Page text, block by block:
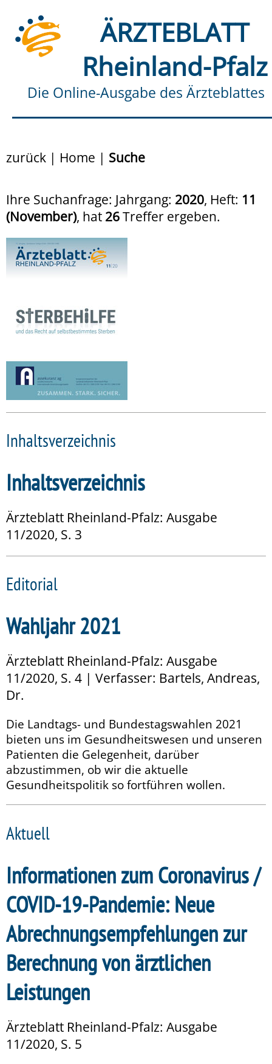
ÄRZTEBLATT
Rheinland-Pfalz
Die Online-Ausgabe des Ärzteblattes
zurück | Home | Suche
Ihre Suchanfrage: Jahrgang: 2020, Heft: 11
(November), hat 26Treffer ergeben.
Inhaltsverzeichnis
Inhaltsverzeichnis
Ärzteblatt Rheinland-Pfalz: Ausgabe
11/2020, S. 3
Editorial
Wahljahr 2021
Ärzteblatt Rheinland-Pfalz: Ausgabe
11/2020, S. 4 | Verfasser: Bartels, Andreas,
Dr.
Die Landtags- und Bundestagswahlen 2021
bieten uns im Gesundheitswesen und unseren
Patienten die Gelegenheit, darüber
abzustimmen, ob wir die aktuelle
Gesundheitspolitik so fortführen wollen.
Aktuell
Informationen zum Coronavirus /
COVID-19-Pandemie: Neue
Abrechnungsempfehlungen zur
Berechnung von ärztlichen
Leistungen
Ärzteblatt Rheinland-Pfalz: Ausgabe
11/2020, S. 5